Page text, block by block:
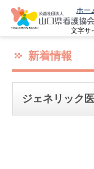
ホー
文字サ
新着情報
ジェネリック